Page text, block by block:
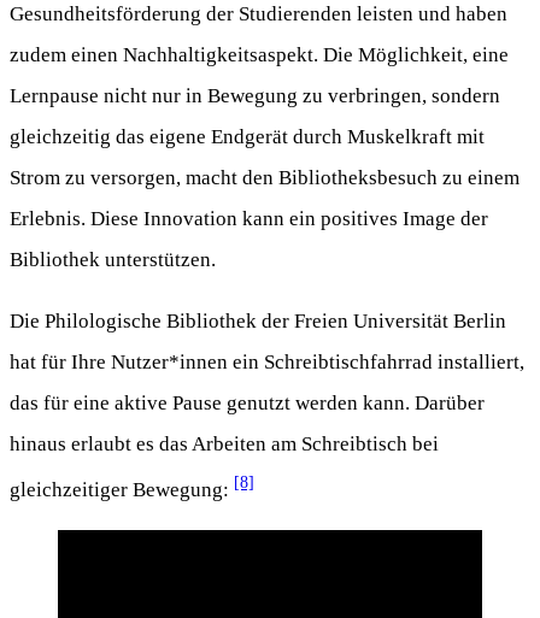
Gesundheitsförderung der Studierenden leisten und haben
zudem einen Nachhaltigkeitsaspekt. Die Möglichkeit, eine
Lernpause nicht nur in Bewegung zu verbringen, sondern
gleichzeitig das eigene Endgerät durch Muskelkraft mit
Strom zu versorgen, macht den Bibliotheksbesuch zu einem
Erlebnis. Diese Innovation kann ein positives Image der
Bibliothek unterstützen.
Die Philologische Bibliothek der Freien Universität Berlin
hat für Ihre Nutzer*innen ein Schreibtischfahrrad installiert,
das für eine aktive Pause genutzt werden kann. Darüber
hinaus erlaubt es das Arbeiten am Schreibtisch bei
gleichzeitiger Bewegung: [8]